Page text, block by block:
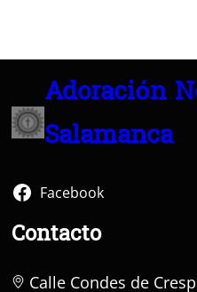
Adoración
Salamanca
Facebook
Contacto
Calle Condes de